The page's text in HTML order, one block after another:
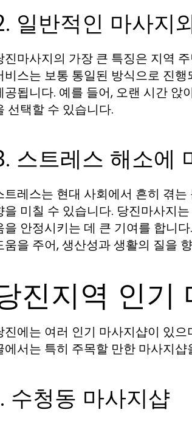
일반적인 마사지
진마사지의 가장 큰 특징은 지역
비스는 보통 통일된 방식으로 진
공됩니다. 예를 들어, 오랜 시간 앉
선택할 수 있습니다.
스트레스 해소에
트레스는 현대 사회에서 흔히 겪
을 미칠 수 있습니다. 당진마사지
을 안정시키는 데 큰 기여를 합니
움을 주어, 생산성과 생활의 질을
진지역 인기
진에는 여러 인기 마사지샵이 있
에서는 특히 주목할 만한 마사지샵
수청동 마사지샵